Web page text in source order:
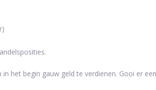
het begin gauw geld te verdienen. Gooi er